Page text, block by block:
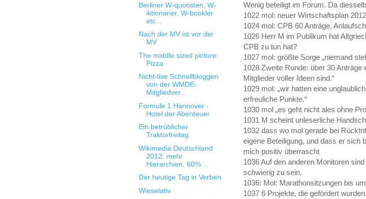
Wenig beteiligt im Forum. Da
1022 mol: neuer Wirtschaftsplan
1024 mol: CPB 60 Anträge,
1026 Herr M im Publikum hat
CPB zu tun hat?
1027 mol: größte Sorge „niemand
1028 Zweite Runde: über 30
Mitglieder voller Ideen sind.“
1029 mol: „wir hatten eine
erfreuliche Punkte.“
1030 mol „es geht nicht ales ohne
1031 M scheint unleserliche
1032 dass wo mol gerade bei
eigene Beteiligung, und dass er sich
mich positiv überrascht
1036 Auf den anderen Monitoren
schwierig zu sein.
1036: Mol: Marathonsitzungen bis
1037 6 Projekte, die gefördert
Berliner W-quotisten, W-
iktionarier, W-bookler
etc...
Nach der MV ist vor der
MV
The middle sized picture:
Pizza
Nicht-live Schnellbloggen
von der WMDE-
Mitgliedver...
Formule 1 Hannover -
Hotel der Abenteuer
Ein betrüblicher
Traktorfreitag
Wikimedia Deutschland
2012: mehr
Hierarchien, 60% ...
Der heutige Tag in Verben
Wieselativ